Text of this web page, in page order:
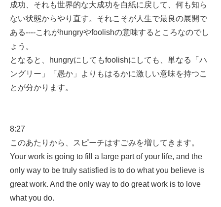
成功、それも世界的な大成功を白紙に戻して、何も知ら
ない状態からやり直す。それこそが人生で最良の展開で
ある----これがhungryやfoolishの意味するところなのでし
ょう。
となると、hungryにしてもfoolishにしても、単なる「ハ
ングリー」「愚か」よりもはるかに激しい意味を持つこ
とが分かります。
8:27
このあたりから、スピーチはすごみを増してきます。
Your work is going to fill a large part of your life, and the
only way to be truly satisfied is to do what you believe is
great work. And the only way to do great work is to love
what you do.